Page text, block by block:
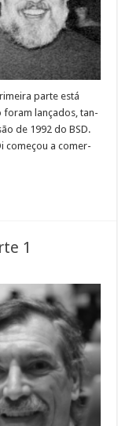
parte está
foram lança­dos, tan­
de 1992 do BSD.
começou a com­er­
1